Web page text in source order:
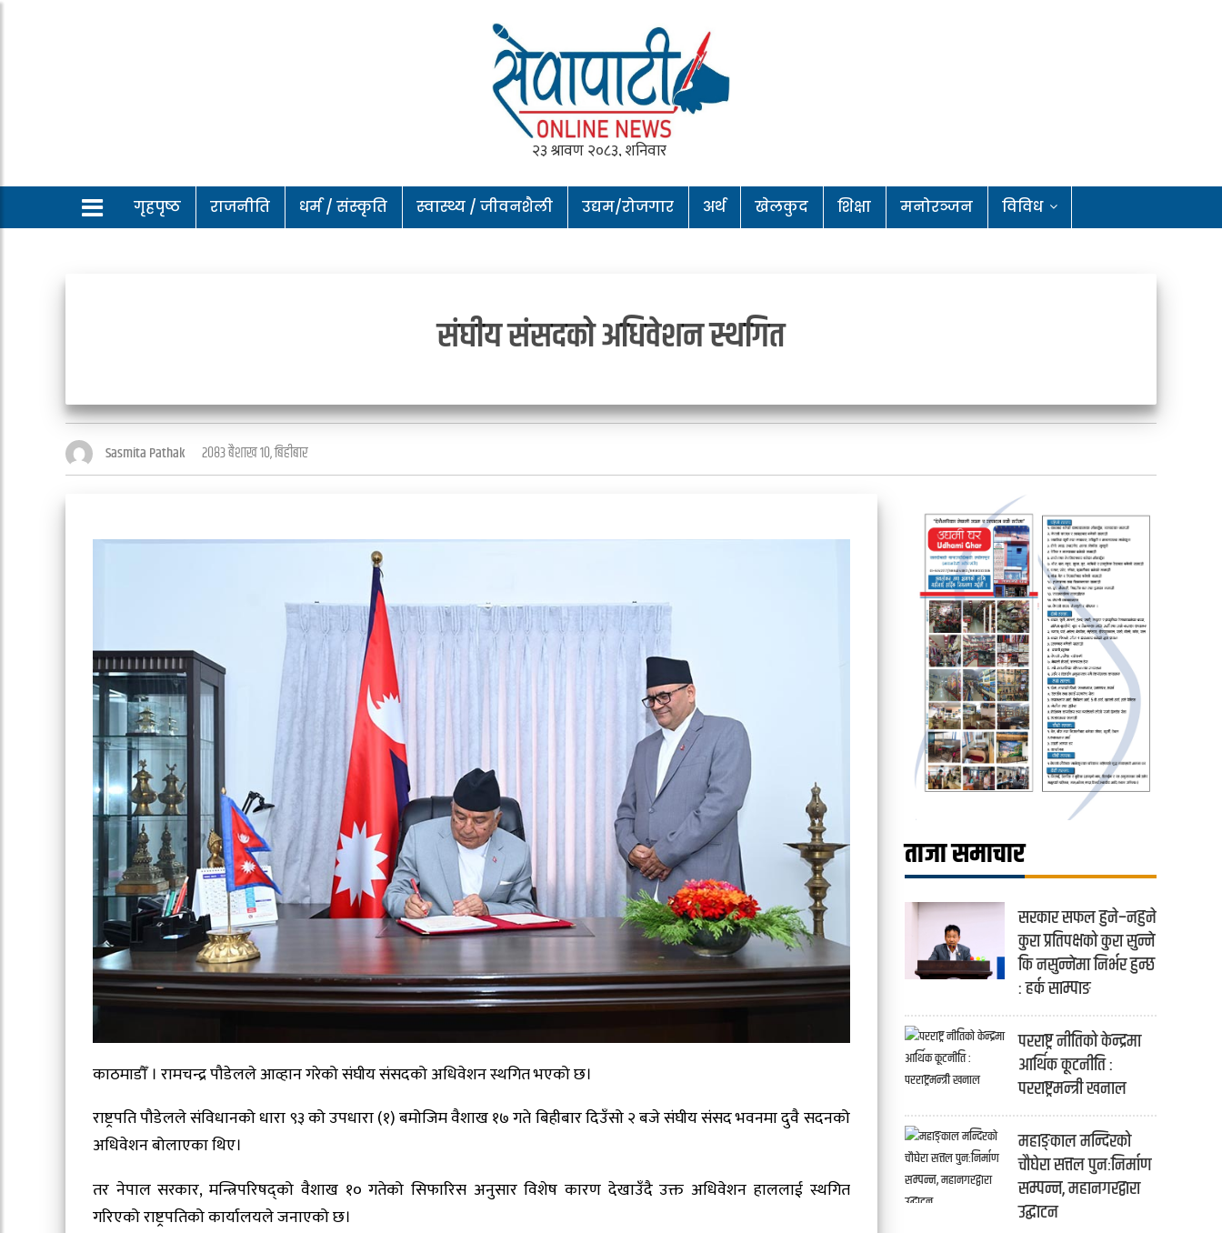
गृहपृष्ठ राजनीति धर्म / संस्कृति स्वास्थ्य / जीवनशैली उद्यम/रोजगार अर्थ खेलकुद शिक्षा मनोरञ्जन विविध
संघीय संसदको अधिवेशन स्थगित
Sasmita Pathak २०८३ बैशाख १०, बिहीबार
काठमाडौँ । रामचन्द्र पौडेलले आव्हान गरेको संघीय संसदको अधिवेशन स्थगित भएको छ।
राष्ट्रपति पौडेलले संविधानको धारा ९३ को उपधारा (१) बमोजिम वैशाख १७ गते बिहीबार दिउँसो २ बजेसंघीय संसद भवनमा दुवै सदनको
अधिवेशन बोलाएका थिए।
तर नेपाल सरकार, मन्त्रिपरिषद्को वैशाख १० गतेको सिफारिस अनुसार विशेष कारण देखाउँदै उक्त अधिवेशन हाललाई स्थगित
गरिएको राष्ट्रपतिको कार्यालयले जनाएको छ।
ताजा समाचार
सरकार सफल हुने–नहुने
कुरा प्रतिपक्षको कुरा सुन्ने
कि नसुन्नेमा निर्भर हुन्छ
: हर्क साम्पाङ
परराष्ट्र नीतिको केन्द्रमा
आर्थिक कूटनीति :
परराष्ट्रमन्त्री खनाल
महाङ्काल मन्दिरको
चौघेरा सत्तल पुनःनिर्माण
सम्पन्न, महानगरद्वारा
उद्घाटन